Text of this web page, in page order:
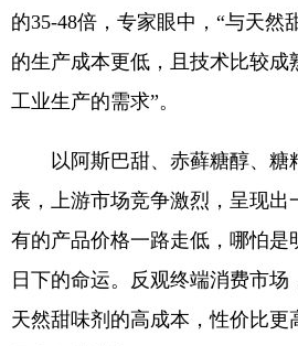
的35-48倍，专家眼中，“与天然
的生产成本更低，且技术比较成
工业生产的需求”。
以阿斯巴甜、赤藓糖醇、糖
表，上游市场竞争激烈，呈现出
有的产品价格一路走低，哪怕是
日下的命运。反观终端消费市
天然甜味剂的高成本，性价比更